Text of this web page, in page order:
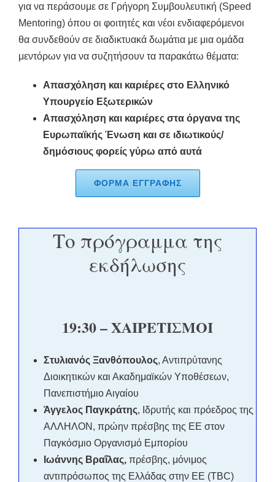
για να περάσουμε σε Γρήγορη Συμβουλευτική (Speed
Mentoring) όπου οι φοιτητές και νέοι ενδιαφερόμενοι
θα συνδεθούν σε διαδικτυακά δωμάτια με μια ομάδα
μεντόρων για να συζητήσουν τα παρακάτω θέματα:
Απασχόληση και καριέρες στο Ελληνικό
Υπουργείο Εξωτερικών
Απασχόληση και καριέρες στα όργανα της
Ευρωπαϊκής Ένωση και σε ιδιωτικούς/
δημόσιους φορείς γύρω από αυτά
ΦΟΡΜΑ ΕΓΓΡΑΦΗΣ
Το πρόγραμμα της
εκδήλωσης
19:30 –ΧΑΙΡΕΤΙΣΜΟΙ
Στυλιανός Ξανθόπουλος, Αντιπρύτανης
Διοικητικών και Ακαδημαϊκών Υποθέσεων,
Πανεπιστήμιο Αιγαίου
Άγγελος Παγκράτης, Ιδρυτής και πρόεδρος της
ΑΛΛΗΛΟΝ, πρώην πρέσβης της ΕΕ στον
Παγκόσμιο Οργανισμό Εμπορίου
Ιωάννης Βραΐλας, πρέσβης, μόνιμος
αντιπρόσωπος της Ελλάδας στην ΕΕ (TBC)